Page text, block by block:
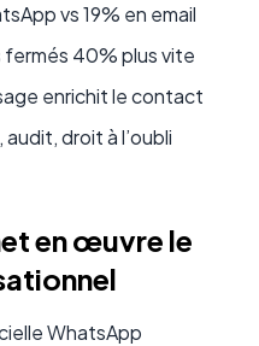
vs 19% en email
fermés 40% plus vite
enrichit le contact
droit à l’oubli
en œuvre le
WhatsApp